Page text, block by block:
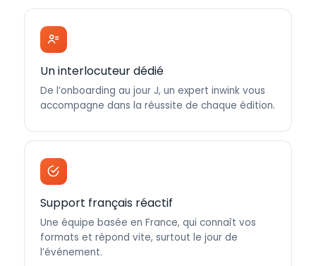
Un interlocuteur dédié
De l’onboarding au jour J, un expert inwink vous
accompagne dans la réussite de chaque édition.
Support français réactif
Une équipe basée en France, qui connaît vos
formats et répond vite, surtout le jour de
l’événement.